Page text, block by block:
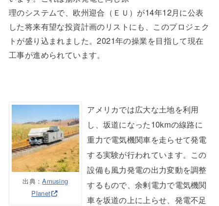
理のシステムで、欧州迎合（ＥＵ）が14年12月に公表
した将来有望な投資計画のリストにも、このプロジェク
トが盛り込まれました。2021年の操業を目指して現在
工事が進められています。
出典：Amusing
Planet
アメリカでは広大な土地を利用
し、坂道になった10kmの線路に
重力で電気機関車を走らせて発電
する実験が行われています。この
設備も風力発電の出力変動を調整
するもので、余剰電力で電気機関
車を坂道の上に上らせ、発電不足